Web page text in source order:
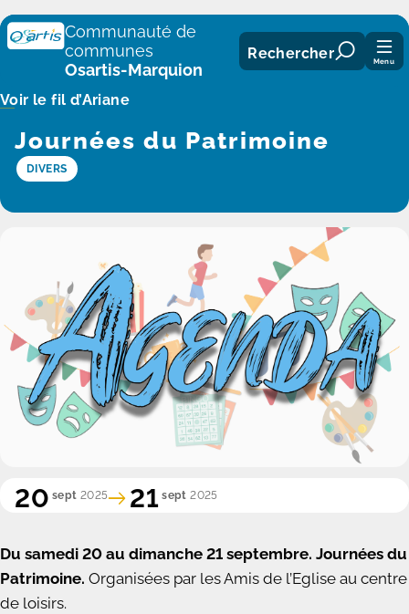
Panneau de gestion des cookies
Communauté de
communes
Osartis-Marquion
Rechercher Menu
Voir le fil d’Ariane
Journées du Patrimoine
DIVERS
20 sept 2025 21 sept 2025
Du samedi 20 au dimanche 21 septembre. Journées du
Patrimoine. Organisées par les Amis de l’Eglise au centre
de loisirs.